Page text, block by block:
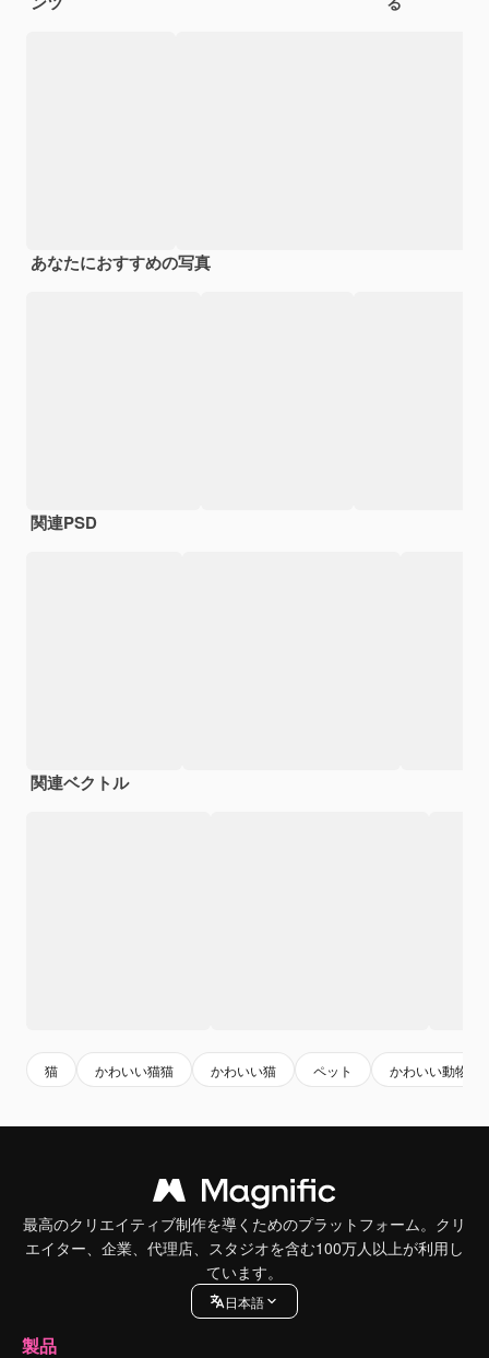
あなたにおすすめの写真
関連PSD
関連ベクトル
猫 かわいい猫猫 かわいい猫 ペット かわいい動物
最高のクリエイティブ制作を導くためのプラットフォーム。クリ
エイター、企業、代理店、スタジオを含む100万人以上が利用し
ています。
日本語
製品